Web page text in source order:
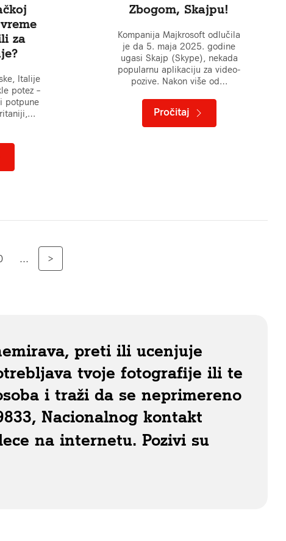
za
Italije
potez –
potpune
Zbogom, Skajpu!
Kompanija Majkrosoft odlučila
je da 5. maja 2025. godine
ugasi Skajp (Skype), nekada
popularnu aplikaciju za video-
pozive. Nakon više od…
Pročitaj
... >
preti ili ucenjuje
tvoje fotografije ili te
i traži da se neprimereno
Nacionalnog kontakt
na internetu. Pozivi su